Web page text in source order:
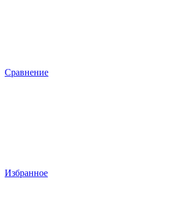
Сравнение
Избранное